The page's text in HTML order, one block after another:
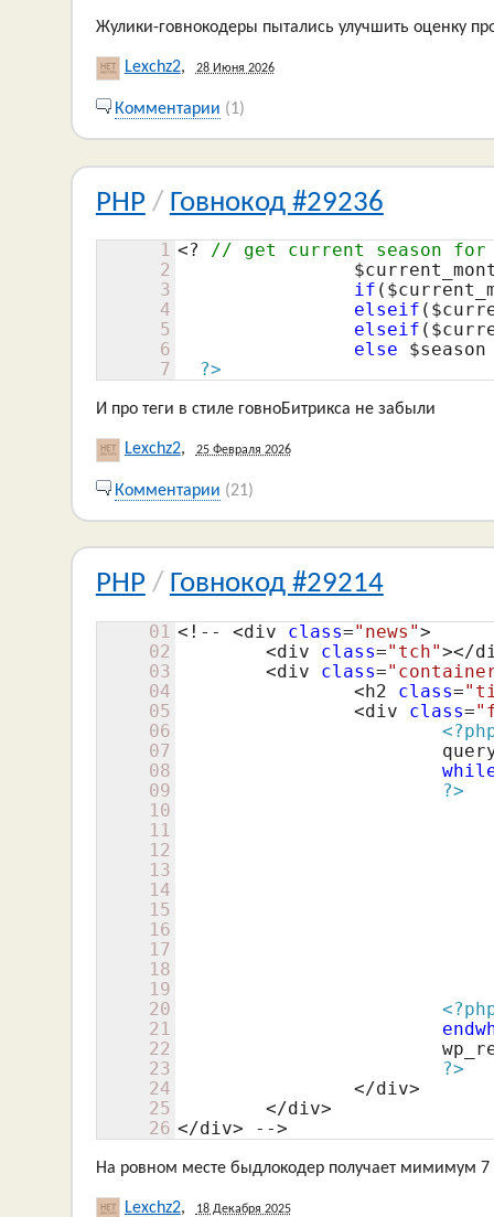
Жулики-говнокодеры пытались улучшить оценку
Lexchz2, 28 Июня 2026
Комментарии (1)
PHP / Говнокод #29236
1
2
3
4
5
6
7
<? // get current season for
if (
elseif (
elseif (
else
$season
?>
И про теги в стиле говноБитрикса не забыли
Lexchz2, 25 Февраля 2026
Комментарии (21)
PHP / Говнокод #29214
01
02
03
04
05
06
07
08
09
10
11
12
13
14
15
16
17
18
19
20
21
22
23
24
25
26
<!-- <div class="news">
	<div
class="tch"></
	<div
class=
		<h2
class=
		<div
class=
?>
?>
</div> -->
На ровном месте быдлокодер получает мимимум
Lexchz2, 18 Декабря 2025